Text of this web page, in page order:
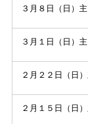
３月８日（日）
３月１日（日）
２月２２日（日
２月１５日（日